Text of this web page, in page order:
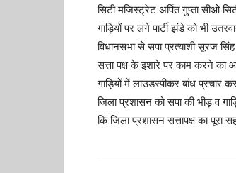
सिटी मजिस्ट्रेट अर्पित गुप्ता सीओ
गाड़ियों पर लगे पार्टी झंडे को भी
विधानसभा से सपा प्रत्याशी सूरज
सत्ता पक्ष के इशारे पर काम करने का
गाड़ियों में लाउडस्पीकर बांध
जिला प्रशासन को सपा की भीड़ व
कि जिला प्रशासन सत्तापक्ष का पूरा